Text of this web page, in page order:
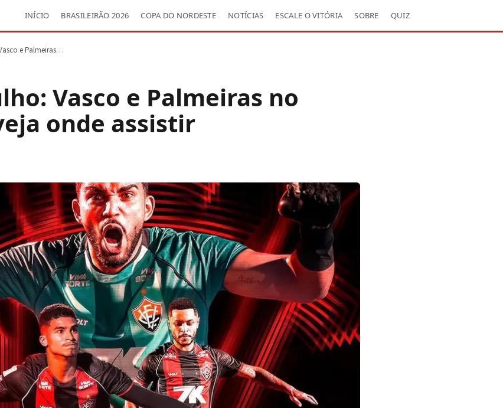
INÍCIO BRASILEIRÃO 2026 COPA DO NORDESTE NOTÍCIAS ESCALE O VITÓRIA SOBRE QUIZ
e Palmeiras…
Vasco e Palmeiras no
onde assistir